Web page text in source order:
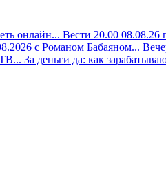
онлайн... Вести 20.00 08.08.26
с Романом Бабаяном...
За деньги да: как